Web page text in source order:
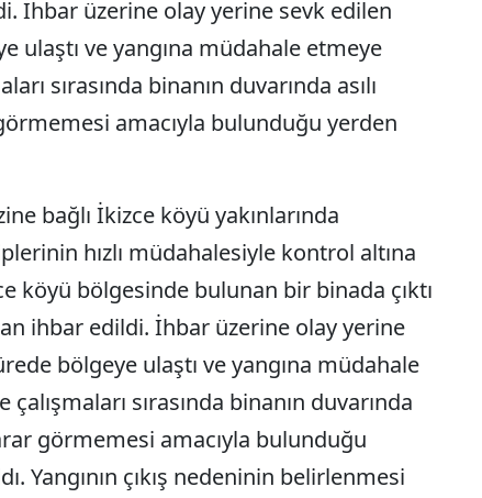
İhbar üzerine olay yerine sevk edilen
ulaştı ve yangına müdahale etmeye
sırasında binanın duvarında asılı
amacıyla bulunduğu yerden
bağlı İkizce köyü yakınlarında
hızlı müdahalesiyle kontrol altına
köyü bölgesinde bulunan bir binada çıktı
ihbar edildi. İhbar üzerine olay yerine
bölgeye ulaştı ve yangına müdahale
sırasında binanın duvarında
görmemesi amacıyla bulunduğu
Yangının çıkış nedeninin belirlenmesi